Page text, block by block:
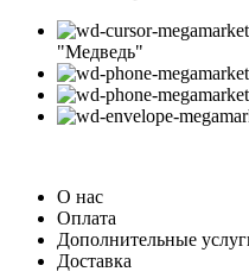
"Медведь"
О нас
Оплата
Дополнительные
Доставка